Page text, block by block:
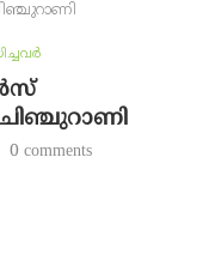
ചിഞ്ചുറാണി
0 comments